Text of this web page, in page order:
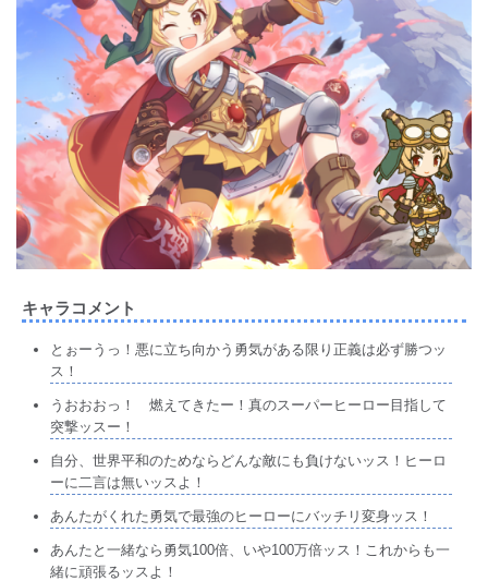
キャラコメント
とぉーうっ！悪に立ち向かう勇気がある限り正義は必ず勝つッ
ス！
うおおおっ！ 燃えてきたー！真のスーパーヒーロー目指して
突撃ッスー！
自分、世界平和のためならどんな敵にも負けないッス！ヒーロ
ーに二言は無いッスよ！
あんたがくれた勇気で最強のヒーローにバッチリ変身ッス！
あんたと一緒なら勇気100倍、いや100万倍ッス！これからも一
緒に頑張るッスよ！